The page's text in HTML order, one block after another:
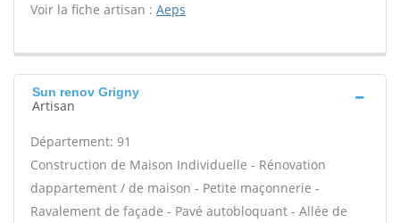
Voir la fiche artisan : Aeps
Sun renov Grigny
Artisan
Département: 91
Construction de Maison Individuelle - Rénovation
dappartement / de maison - Petite maçonnerie -
Ravalement de façade - Pavé autobloquant - Allée de